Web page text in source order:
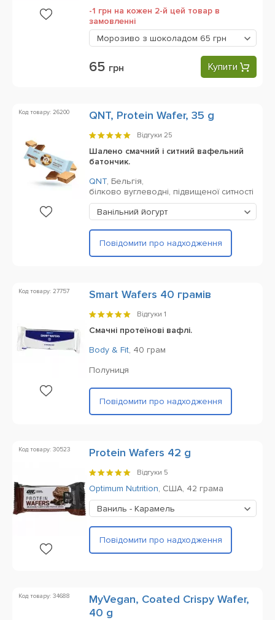
-1 грн на кожен 2-й цей товар в
замовленні
Морозиво з шоколадом 65 грн
65 грн Купити
Код товару: 26200 QNT, Protein Wafer, 35 g
Відгуки 25
Шалено смачний і ситний вафельний
батончик.
QNT, Бельгія,
білково вуглеводні, підвищеної ситності
Ванільний йогурт
Повідомити про надходження
Код товару: 27757 Smart Wafers 40 грамів
Відгуки 1
Смачні протеїнові вафлі.
Body & Fit, 40 грам
Полуниця
Повідомити про надходження
Код товару: 30523 Protein Wafers 42 g
Відгуки 5
Optimum Nutrition, США, 42 грама
Ваниль - Карамель
Повідомити про надходження
Код товару: 34688
MyVegan, Coated Crispy Wafer,
40 g